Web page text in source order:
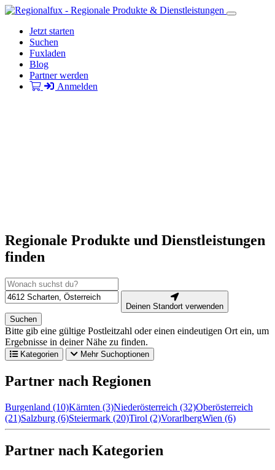
Jetzt starten
Suchen
Fuxladen
Blog
Partner werden
Anmelden
Regionale Produkte und Dienstleistungen
finden
Deinen Standort verwenden
Suchen
Bitte gib eine gültige Postleitzahl oder einen eindeutigen Ort ein, um
Ergebnisse in deiner Nähe zu finden.
Kategorien Mehr Suchoptionen
Partner nach Regionen
Burgenland (10)Kärnten (3)Niederösterreich (32)Oberösterreich
(21)Salzburg (6)Steiermark (20)Tirol (2)VorarlbergWien (6)
Partner nach Kategorien